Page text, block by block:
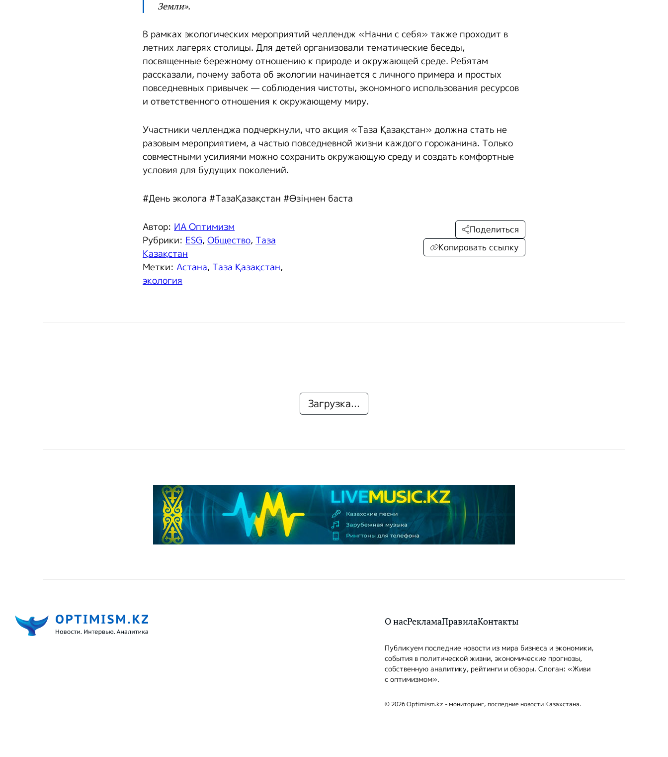
Земли».
В рамках экологических мероприятий челлендж «Начни с себя» также проходит в
летних лагерях столицы. Для детей организовали тематические беседы,
посвященные бережному отношению к природе и окружающей среде. Ребятам
рассказали, почему забота об экологии начинается с личного примера и простых
повседневных привычек — соблюдения чистоты, экономного использования ресурсов
и ответственного отношения к окружающему миру.
Участники челленджа подчеркнули, что акция «Таза Қазақстан» должна стать не
разовым мероприятием, а частью повседневной жизни каждого горожанина. Только
совместными усилиями можно сохранить окружающую среду и создать комфортные
условия для будущих поколений.
#День эколога #ТазаҚазақстан #Өзіңнен баста
Автор: ИА Оптимизм
Рубрики: ESG, Общество, Таза
Қазақстан
Метки: Астана, Таза Қазақстан,
экология
Поделиться
Копировать ссылку
Загрузка...
О насРекламаПравилаКонтакты
Публикуем последние новости из мира бизнеса и экономики,
события в политической жизни, экономические прогнозы,
собственную аналитику, рейтинги и обзоры. Слоган: «Живи
с оптимизмом».
© 2026 Optimism.kz - мониторинг, последние новости Казахстана.